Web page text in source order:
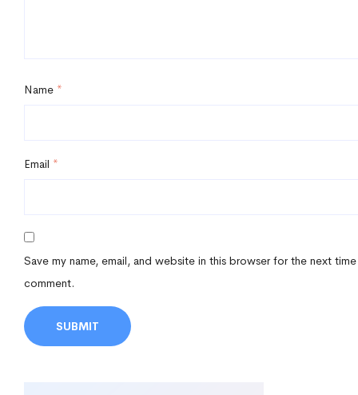
Name *
Email *
Save my name, email, and website in this browser for the next
comment.